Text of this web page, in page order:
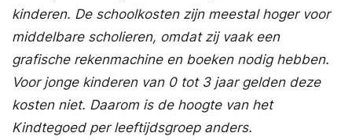
kinderen. De schoolkosten zijn meestal hoger voor
middelbare scholieren, omdat zij vaak een
grafische rekenmachine en boeken nodig hebben.
Voor jonge kinderen van 0 tot 3 jaar gelden deze
kosten niet. Daarom is de hoogte van het
Kindtegoed per leeftijdsgroep anders.